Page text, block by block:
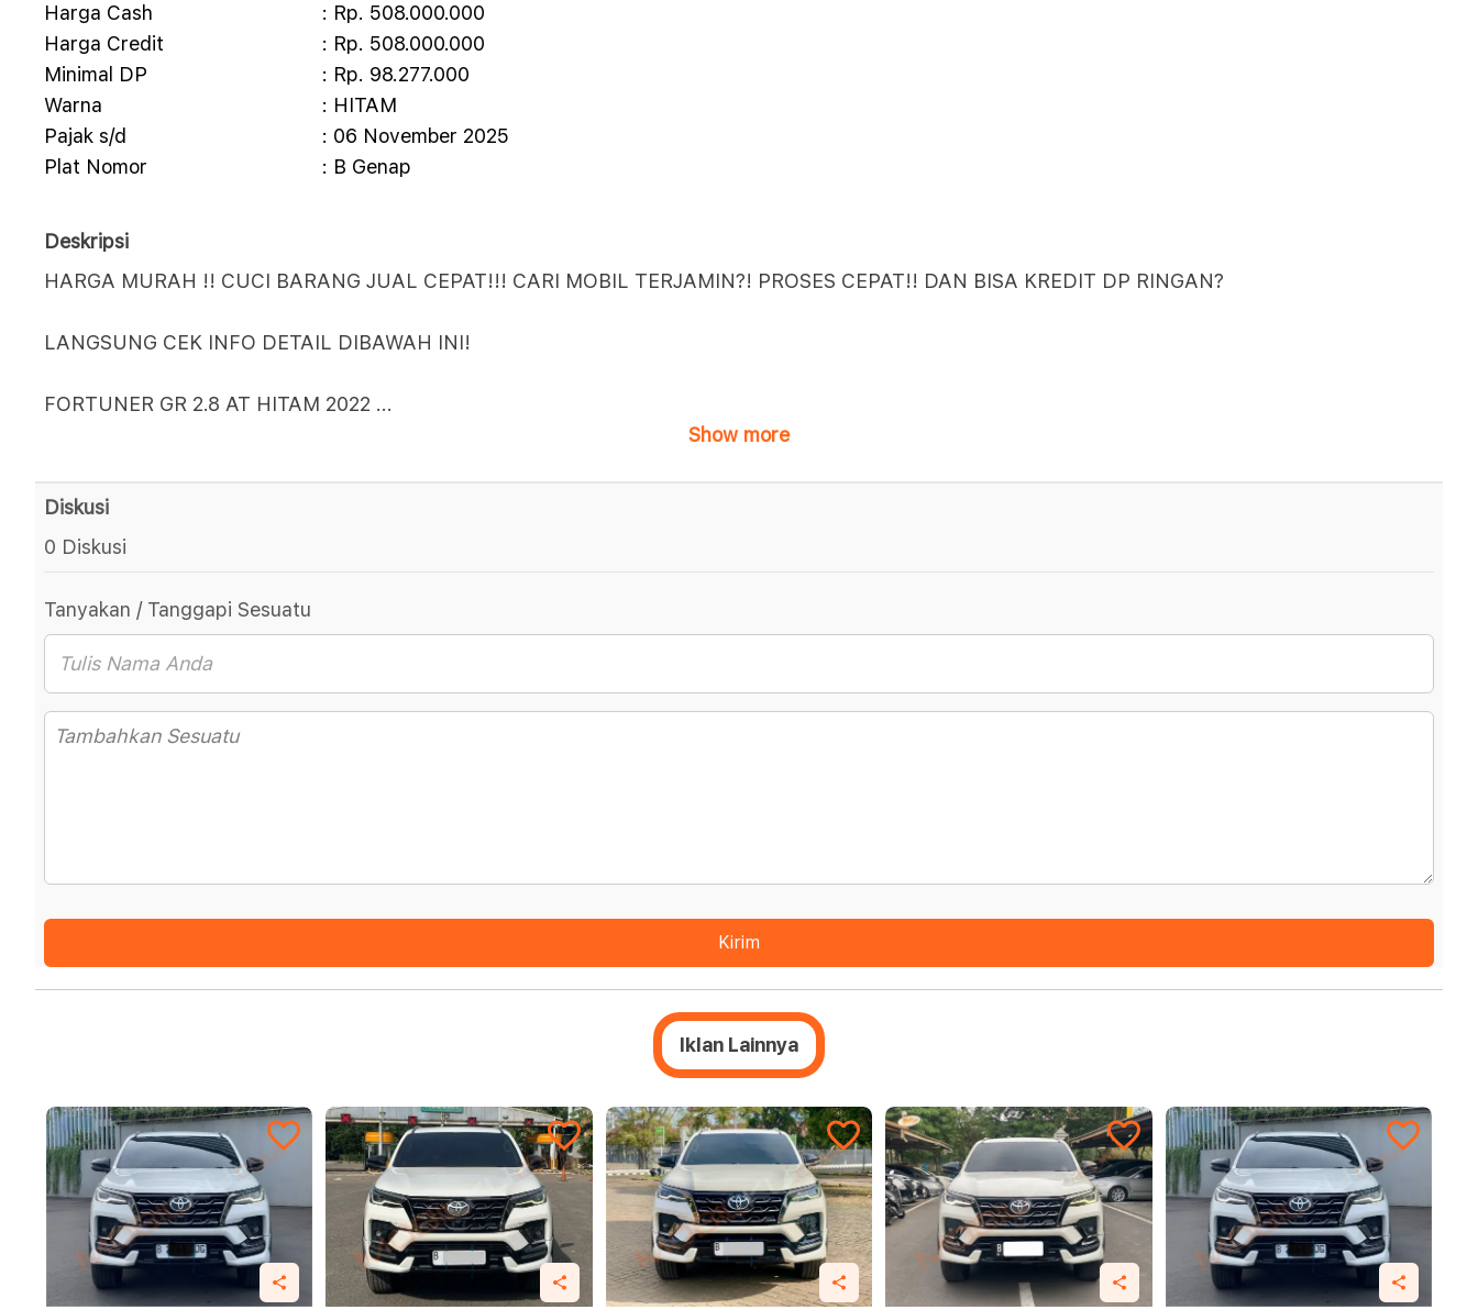
Harga Cash
: Rp. 508.000.000
Harga Credit
: Rp. 508.000.000
Minimal DP
: Rp. 98.277.000
Warna
: HITAM
Pajak s/d
: 06 November 2025
Plat Nomor
: B Genap
Deskripsi
HARGA MURAH !! CUCI BARANG JUAL CEPAT!!! CARI MOBIL TERJAMIN?! PROSES CEPAT!! DAN BISA KREDIT DP RINGAN?
LANGSUNG CEK INFO DETAIL DIBAWAH INI!
FORTUNER GR 2.8 AT HITAM 2022 ...
Show more
Diskusi
0 Diskusi
Tanyakan / Tanggapi Sesuatu
Kirim
Iklan Lainnya